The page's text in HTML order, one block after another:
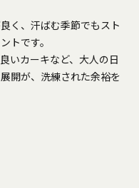
く、汗ばむ季節でもスト
トです。
いカーキなど、大人の日
開が、洗練された余裕を